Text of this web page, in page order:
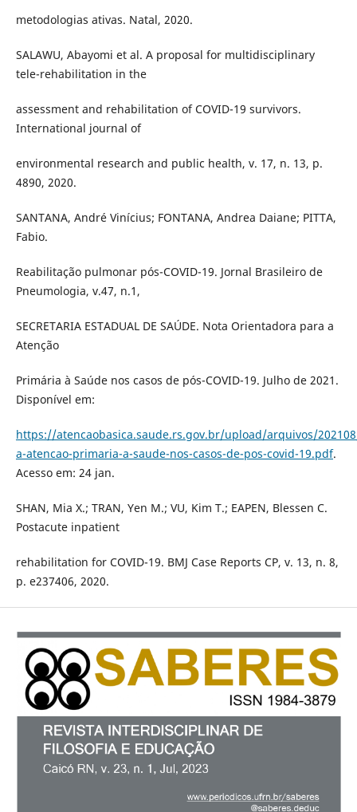
metodologias ativas. Natal, 2020.
SALAWU, Abayomi et al. A proposal for multidisciplinary
tele-rehabilitation in the
assessment and rehabilitation of COVID-19 survivors.
International journal of
environmental research and public health, v. 17, n. 13, p.
4890, 2020.
SANTANA, André Vinícius; FONTANA, Andrea Daiane; PITTA,
Fabio.
Reabilitação pulmonar pós-COVID-19. Jornal Brasileiro de
Pneumologia, v.47, n.1,
SECRETARIA ESTADUAL DE SAÚDE. Nota Orientadora para a
Atenção
Primária à Saúde nos casos de pós-COVID-19. Julho de 2021.
Disponível em:
https://atencaobasica.saude.rs.gov.br/upload/arquivos/
a-atencao-primaria-a-saude-nos-casos-de-pos-covid-19.pdf.
Acesso em: 24 jan.
SHAN, Mia X.; TRAN, Yen M.; VU, Kim T.; EAPEN, Blessen C.
Postacute inpatient
rehabilitation for COVID-19. BMJ Case Reports CP, v. 13, n. 8,
p. e237406, 2020.